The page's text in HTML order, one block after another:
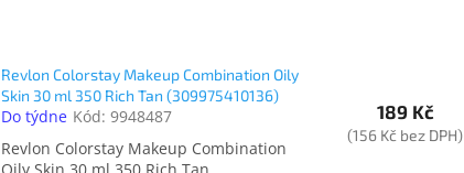
Revlon Colorstay Makeup Combination Oily
Skin 30 ml 350 Rich Tan (309975410136)
Do týdne Kód: 9948487
Revlon Colorstay Makeup Combination
189 Kč
(156 Kč bez DPH)